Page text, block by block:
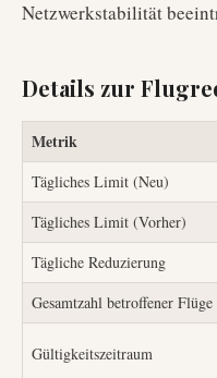
Netzwerkstabilität
Details zur
Metrik
Tägliches Limit (Neu)
Tägliches Limit (Vorher)
Tägliche Reduzierung
Gesamtzahl betroffener Flüge
Gültigkeitszeitraum